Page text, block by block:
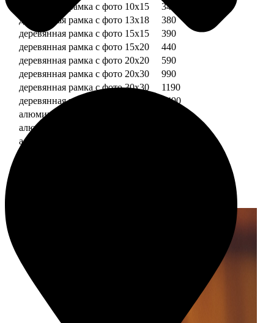
деревянная рамка с фото 10х15
340
деревянная рамка с фото 13х18
380
деревянная рамка с фото 15х15
390
деревянная рамка с фото 15х20
440
деревянная рамка с фото 20х20
590
деревянная рамка с фото 20х30
990
деревянная рамка с фото 30х30
1190
деревянная рамка с фото 30х40
1490
алюминиевая рамка с фото 10х15
алюминиевая рамка с фото 20х30
алюминиевая рамка с фото 30х40